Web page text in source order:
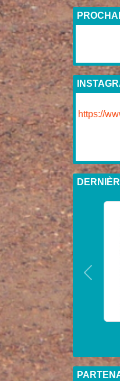
https://